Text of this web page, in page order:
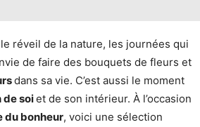
réveil de la nature, les journées qui
de faire des bouquets de fleurs et
dans sa vie. C’est aussi le moment
de soiet de son intérieur. À l’occasion
du bonheur, voici une sélection